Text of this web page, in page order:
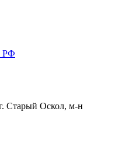
РФ
Старый Оскол, м-н